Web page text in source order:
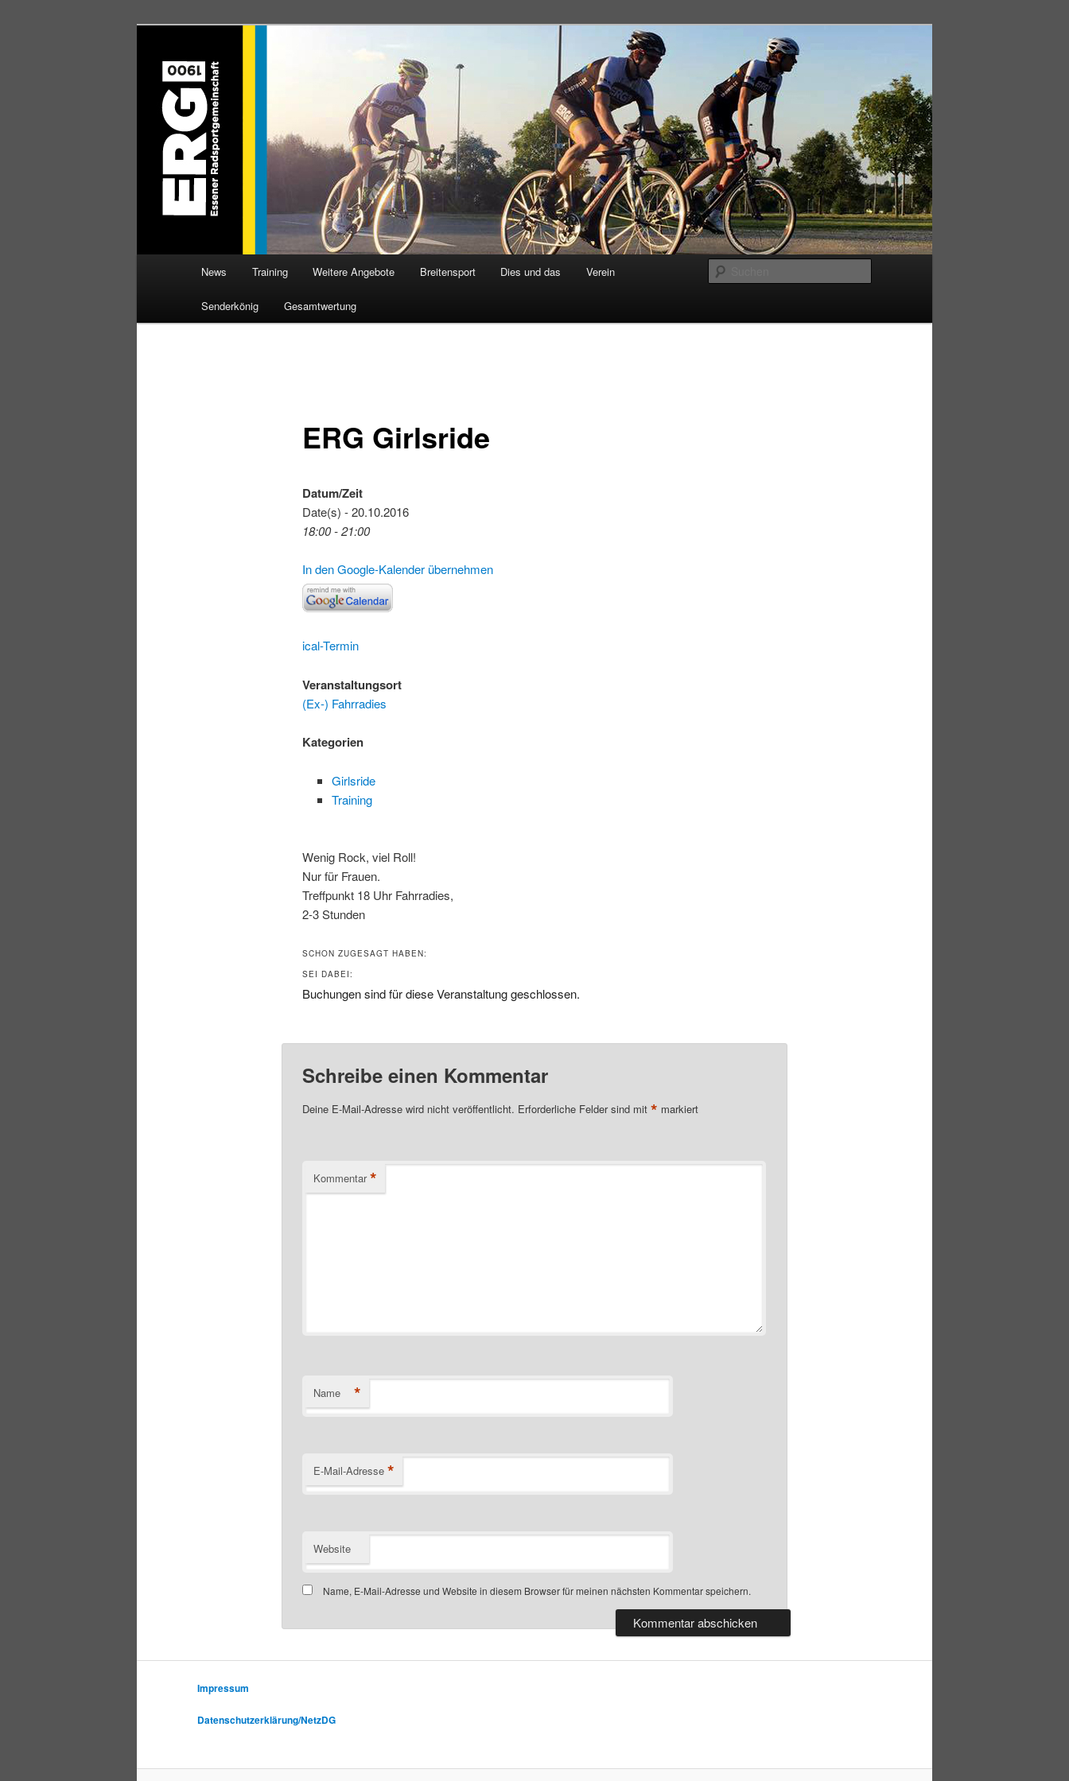
ERG 1900 e.V
News Training Weitere Angebote Breitensport Dies und das Verein
Senderkönig Gesamtwertung
ERG Girlsride
Datum/Zeit
Date(s) - 20.10.2016
18:00 - 21:00
In den Google-Kalender übernehmen
ical-Termin
Veranstaltungsort
(Ex-) Fahrradies
Kategorien
Girlsride
Training
Wenig Rock, viel Roll!
Nur für Frauen.
Treffpunkt 18 Uhr Fahrradies,
2-3 Stunden
SCHON ZUGESAGT HABEN:
SEI DABEI:
Buchungen sind für diese Veranstaltung geschlossen.
Schreibe einen Kommentar
Deine E-Mail-Adresse wird nicht veröffentlicht. Erforderliche Felder sind mit * markiert
Kommentar *
Name *
E-Mail-Adresse *
Website
Name, E-Mail-Adresse und Website in diesem Browser für meinen nächsten Kommentar speichern.
Impressum
Datenschutzerklärung/NetzDG